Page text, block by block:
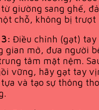
giường sang ghế,
chỗ, không bị trượt
Điều chỉnh (gạt)
gian mở, đưa người
tâm mặt nệm.
vững, hãy gạt tay
và tạo sự thông